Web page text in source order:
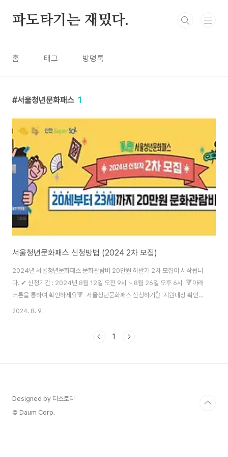
파도타기는 재밌다.
홈 태그 방명록
서울청년문화패스 1
서울청년문화패스 신청방법 (2024 2차 모집)
2024년 서울청년문화패스 문화관람비 20만원 하반기 2차 모집이 시작됩니
다. ✔ 신청기간 : 2024년 8월 12일 오전 9시 ~ 8월 26일 오후 6시 🔻아래
버튼을 통하여 확인하세요🔻 서울청년문화패스 신청하기👆 지원대상 확인하
기👆 서울청년문화패스 사용법👆 서울청년문화패스 신청방법 사회에 첫 발을
예술 공연 관람 기회를 무료로 20만원이나 제공받을 수 있어요. 문화예술분야
2024. 8. 9.
1
Designed by 티스토리
© Daum Corp.